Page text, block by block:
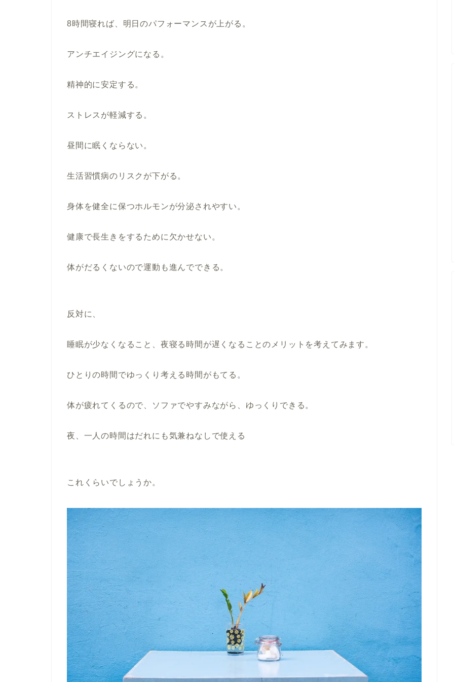
8時間寝れば、明日のパフォーマンスが上がる。
アンチエイジングになる。
精神的に安定する。
ストレスが軽減する。
昼間に眠くならない。
生活習慣病のリスクが下がる。
身体を健全に保つホルモンが分泌されやすい。
健康で長生きをするために欠かせない。
体がだるくないので運動も進んでできる。
反対に、
睡眠が少なくなること、夜寝る時間が遅くなることのメリットを考えてみます。
ひとりの時間でゆっくり考える時間がもてる。
体が疲れてくるので、ソファでやすみながら、ゆっくりできる。
夜、一人の時間はだれにも気兼ねなしで使える
これくらいでしょうか。